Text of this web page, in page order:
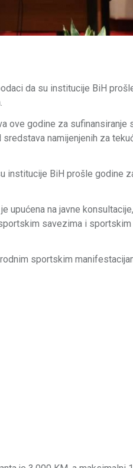
da su institucije BiH
ove godine za
namijenjenih za
institucije BiH prošle godine
upućena na javne
savezima i
sportskim